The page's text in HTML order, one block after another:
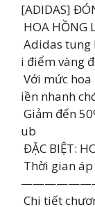
[ADIDAS]
HOA HỒNG
Adidas tung
i điểm vàng
Với mức
iền nhanh
Giảm đến
ub
ĐẶC BIỆT:
Thời gian
Chi tiết